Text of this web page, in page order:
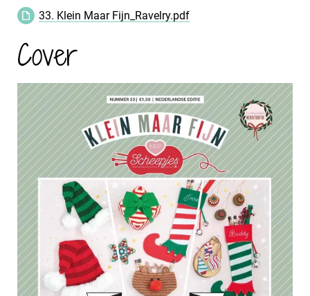
33. Klein Maar Fijn_Ravelry.pdf
Cover